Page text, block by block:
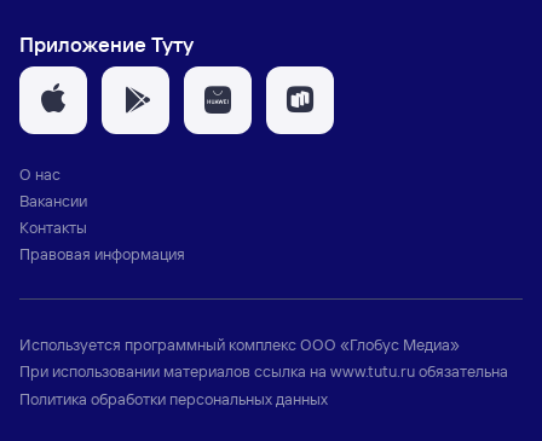
Приложение Туту
О нас
Вакансии
Контакты
Правовая информация
Используется программный комплексООО «Глобус Медиа»
При использовании материалов ссылка на www.tutu.ruобязательна
Политика обработки персональных данных